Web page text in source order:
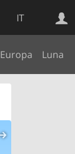
IT
Europa Luna